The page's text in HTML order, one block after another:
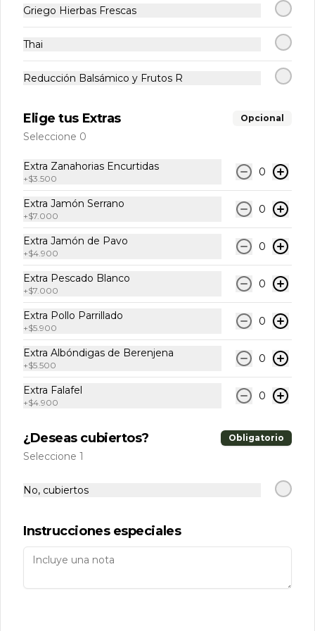
Abrir menu de navegación
¿Dónde quieres pedir?
Entradas
Tostada De Huevo
Pan a base de remolacha con una
capa de guacamole, huevo y
Política de privacidad
Mi cuenta
Iniciar sesión
Griego Hierbas Frescas
Thai
Reducción Balsámico y Frutos R
Elige tus Extras Opcional
Seleccione 0
Extra Zanahorias Encurtidas
+$3.500
0
Extra Jamón Serrano
+$7.000
0
Extra Jamón de Pavo
+$4.900
0
Extra Pescado Blanco
+$7.000
0
Extra Pollo Parrillado
+$5.900
0
Extra Albóndigas de Berenjena
+$5.500
0
Extra Falafel
+$4.900
0
¿Deseas cubiertos? Obligatorio
Seleccione 1
No, cubiertos
Instrucciones especiales